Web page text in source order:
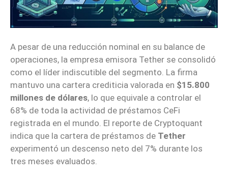
A pesar de una reducción nominal en su balance de
operaciones, la empresa emisora Tether se consolidó
como el líder indiscutible del segmento. La firma
mantuvo una cartera crediticia valorada en $15.800
millones de dólares, lo que equivale a controlar el
68% de toda la actividad de préstamos CeFi
registrada en el mundo. El reporte de Cryptoquant
indica que la cartera de préstamos de Tether
experimentó un descenso neto del 7% durante los
tres meses evaluados.